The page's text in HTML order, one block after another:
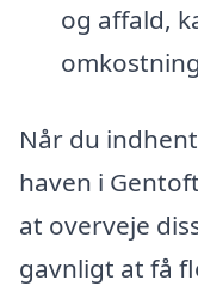
og affald,
Når du
haven i
at overveje
gavnligt at få